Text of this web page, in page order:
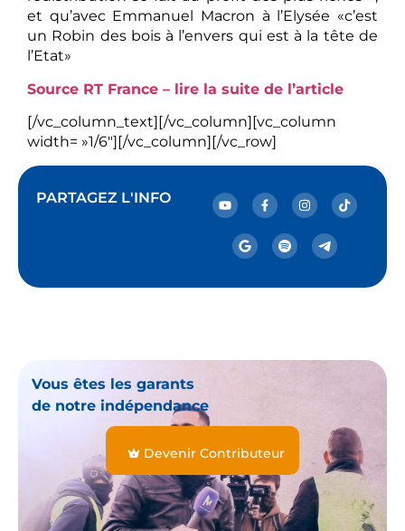
et qu’avec Emmanuel Macron à l’Elysée «c’est
un Robin des bois à l’envers qui est à la tête de
l’Etat»
Source RT France – lire la suite de l’article
[/vc_column_text][/vc_column][vc_column
width= »1/6″][/vc_column][/vc_row]
PARTAGEZ L'INFO
Vous êtes les garants
de notre indépendance
Devenir Contributeur